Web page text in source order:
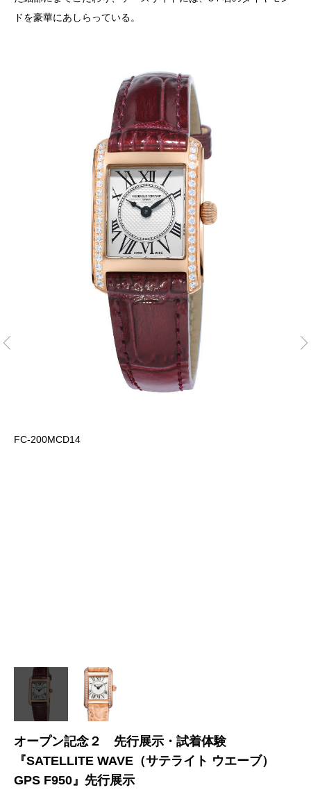
ドを豪華にあしらっている。
FC-200MCD14
オープン記念２ 先行展示・試着体験
『SATELLITE WAVE（サテライト ウエーブ）
GPS F950』先⾏展⽰